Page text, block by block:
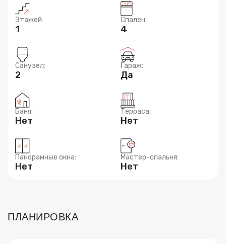
Этажей:
1
Спален:
4
Санузел:
2
Гараж:
Да
Баня:
Нет
Терраса:
Нет
Панорамные окна:
Нет
Мастер-спальня:
Нет
ПЛАНИРОВКА